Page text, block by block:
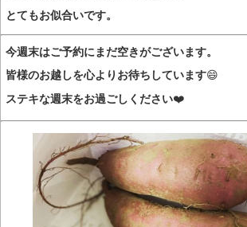
とてもお似合いです。
今週末はご予約にまだ空きがございます。
皆様のお越しを心よりお待ちしています😄
ステキな週末をお過ごしください❤️